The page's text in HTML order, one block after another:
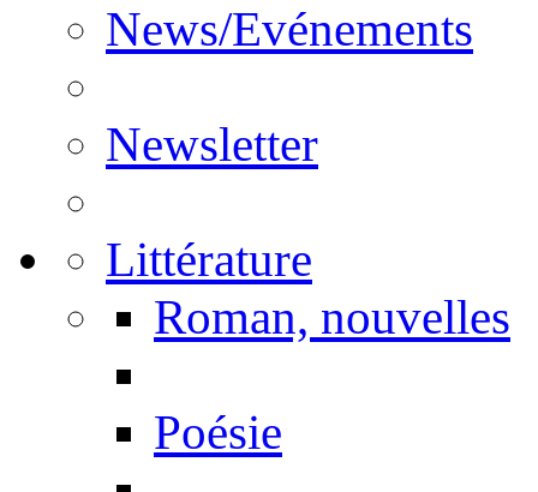
News/Evénements
Newsletter
Littérature
Roman, nouvelles
Poésie